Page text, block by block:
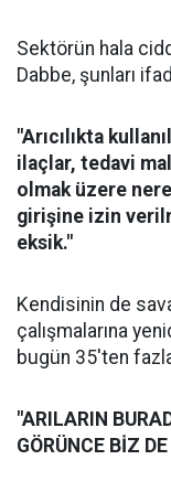
Sektörün hala
Dabbe, şunları
"Arıcılıkta
ilaçlar, tedavi
olmak üzere
girişine izin
eksik."
Kendisinin de
çalışmalarına
bugün 35'ten
"ARILARIN
GÖRÜNCE BİZ